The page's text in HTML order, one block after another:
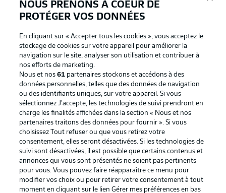
La publicité Conditions d’utilisation des
Mentions Légales Gérer mes préférences
Déclaration de
confidentialité
Diffuseurs
NOUS PRENONS À COEUR DE
PROTÉGER VOS DONNÉES
En cliquant sur « Accepter tous les cookies », vous acceptez le
stockage de cookies sur votre appareil pour améliorer la
navigation sur le site, analyser son utilisation et contribuer à
nos efforts de marketing.
Nous et nos61 partenaires stockons et accédons à des
données personnelles, telles que des données de navigation
ou des identifiants uniques, sur votre appareil. Si vous
sélectionnez J'accepte, les technologies de suivi prendront en
charge les finalités affichées dans la section « Nous et nos
partenaires traitons des données pour fournir ». Si vous
choisissez Tout refuser ou que vous retirez votre
consentement, elles seront désactivées. Si les technologies de
suivi sont désactivées, il est possible que certains contenus et
annonces qui vous sont présentés ne soient pas pertinents
pour vous. Vous pouvez faire réapparaître ce menu pour
modifier vos choix ou pour retirer votre consentement à tout
moment en cliquant sur le lien Gérer mes préférences en bas